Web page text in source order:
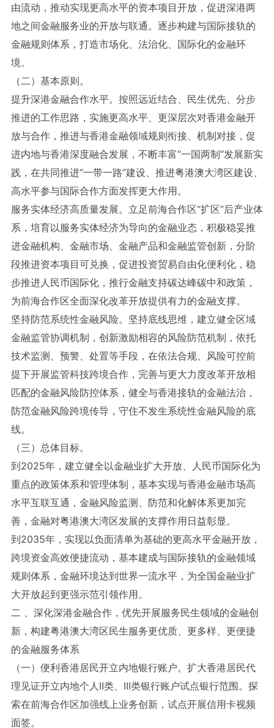
由流动，推动实现更高水平的资本项目开放，促进深港两
地之间金融服务业的开放与联通。逐步构建与国际接轨的
金融规则体系，打造市场化、法治化、国际化的金融环
境。
（二）基本原则。
提升深港金融合作水平。按照远近结合、民生优先、分步
推进的工作思路，实施更高水平、更深层次对香港金融开
放与合作，推进与香港金融领域规则衔接、机制对接，促
进内地与香港深度融合发展，不断丰富“一国两制”发展新实
践，在共同推进“一带一路”建设、推进粤港澳大湾区建设、
高水平参与国际合作方面发挥更大作用。
服务实体经济高质量发展。立足前海合作区“扩区”后产业体
系，培育以服务实体经济为导向的金融业态，积极稳妥推
进金融机构、金融市场、金融产品和金融监管创新，分阶
段推进资本项目可兑换，促进投资贸易自由化便利化，稳
步推进人民币国际化，推行金融支持碳达峰碳中和政策，
为前海合作区全面深化改革开放提供有力的金融支撑。
坚持防范系统性金融风险。坚持底线思维，建立健全区域
金融监管协调机制，创新激励相容的风险防范机制，依托
技术监测、预警、处置等手段，在依法合规、风险可控前
提下开展监管科技跨境合作，完善与更大力度改革开放相
匹配的金融风险防控体系，健全与香港接轨的金融法治，
防范金融风险跨境传导，守住不发生系统性金融风险的底
线。
（三）总体目标。
到2025年，建立健全以金融业扩大开放、人民币国际化为
重点的政策体系和管理体制，基本实现与香港金融市场高
水平互联互通，金融风险监测、防范和化解体系更加完
善，金融对粤港澳大湾区发展的支撑作用日益彰显。
到2035年，实现以负面清单为基础的更高水平金融开放，
跨境资金高效便捷流动，基本建成与国际接轨的金融领域
规则体系，金融环境达到世界一流水平，为全国金融业扩
大开放起到更强示范引领作用。
二 、深化深港金融合作，优先开展服务民生领域的金融创
新，构建粤港澳大湾区民生服务更优质、更多样、更便捷
的金融服务体系
（一）便利香港居民开立内地银行账户。扩大香港居民代
理见证开立内地个人II类、III类银行账户试点银行范围。探
索在前海合作区加强线上业务创新，试点开展信用卡视频
面签。